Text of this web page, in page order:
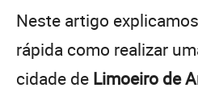
Neste artigo
rápida como realizar
cidade de Limoeiro de